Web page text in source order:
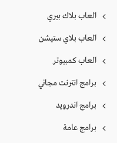
العاب بلاك بيري
العاب بلاي ستيشن
العاب كمبيوتر
برامج انترنت مجاني
برامج اندرويد
برامج عامة